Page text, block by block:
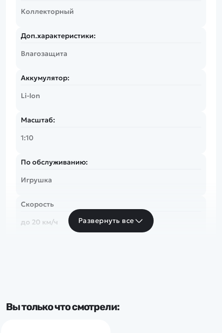
Коллекторный
Доп.характеристики:
Влагозащита
Аккумулятор:
Li-Ion
Масштаб:
1:10
По обслуживанию:
Игрушка
Скорость
до 20 км/ч
Свет. фары
Развернуть все
Вы только что смотрели: